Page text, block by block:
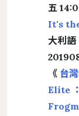
五
It's
大利
《 台
Elite